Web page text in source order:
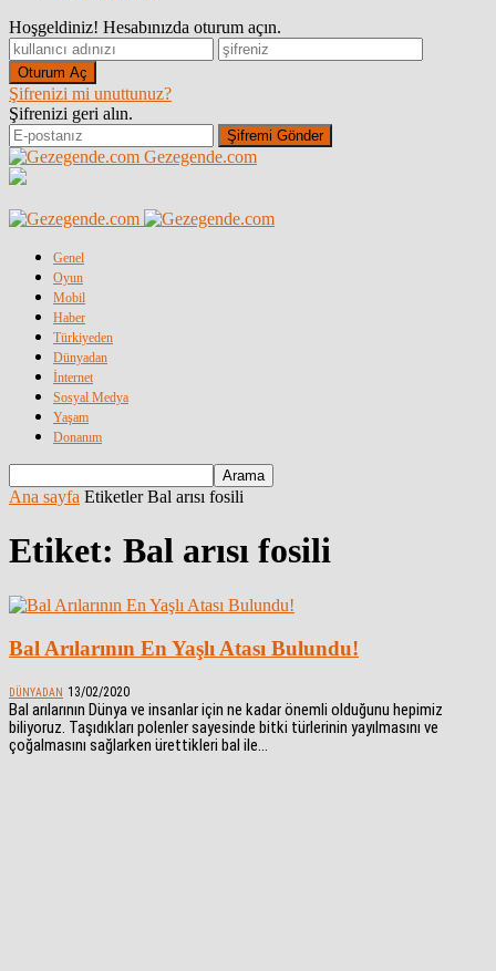
Hoşgeldiniz! Hesabınızda oturum açın.
Şifrenizi mi unuttunuz?
Şifrenizi geri alın.
Gezegende.com
Genel
Oyun
Mobil
Haber
Türkiyeden
Dünyadan
İnternet
Sosyal Medya
Yaşam
Donanım
Ana sayfa Etiketler Bal arısı fosili
Etiket: Bal arısı fosili
Bal Arılarının En Yaşlı Atası Bulundu!
DÜNYADAN 13/02/2020
Bal arılarının Dünya ve insanlar için ne kadar önemli olduğunu hepimiz
biliyoruz. Taşıdıkları polenler sayesinde bitki türlerinin yayılmasını ve
çoğalmasını sağlarken ürettikleri bal ile...